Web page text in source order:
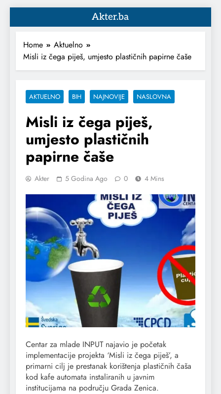
Akter.ba
Home
Aktuelno
Misli iz čega piješ, umjesto plastičnih papirne čaše
AKTUELNO BIH NAJNOVIJE NASLOVNA
Misli iz čega piješ,
umjesto plastičnih
papirne čaše
Akter 5 Godina Ago 0 4 Mins
Centar za mlade INPUT najavio je početak
implementacije projekta ‘Misli iz čega piješ’, a
primarni cilj je prestanak korištenja plastičnih čaša
kod kafe automata instaliranih u javnim
institucijama na području Grada Zenica.